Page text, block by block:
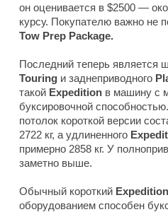
он оценивается в $2500 —
курсу. Покупателю важно не
Tow Prep Package.
Последний теперь является
Touring и заднеприводного
такой Expedition в машину с
буксировочной
потолок короткой версии
2722 кг, а удлиненного
примерно 2858 кг. У
заметно выше.
Обычный короткий
оборудованием способен